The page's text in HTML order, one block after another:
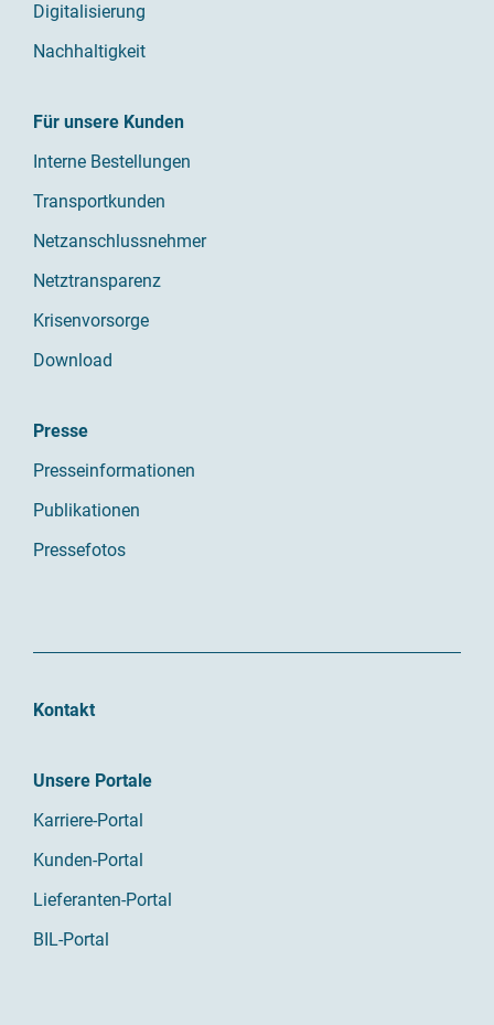
Digitalisierung
Nachhaltigkeit
Für unsere Kunden
Interne Bestellungen
Transportkunden
Netzanschlussnehmer
Netztransparenz
Krisenvorsorge
Download
Presse
Presseinformationen
Publikationen
Pressefotos
Kontakt
Unsere Portale
Karriere-Portal
Kunden-Portal
Lieferanten-Portal
BIL-Portal